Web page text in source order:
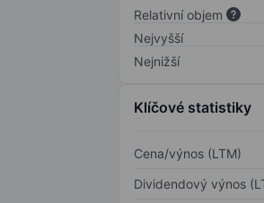
Relativní objem
Nejvyšší
Nejnižší
Klíčové statistiky
Cena/výnos (LTM)
Dividendový výnos